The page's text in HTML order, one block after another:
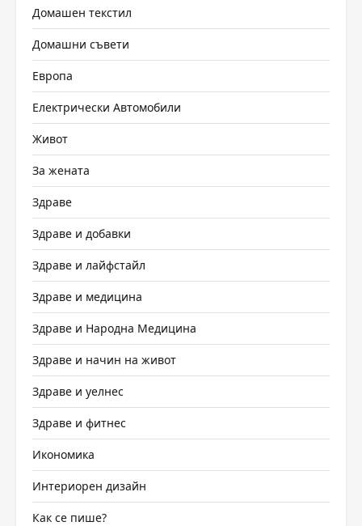
Домашен текстил
Домашни съвети
Европа
Електрически Автомобили
Живот
За жената
Здраве
Здраве и добавки
Здраве и лайфстайл
Здраве и медицина
Здраве и Народна Медицина
Здраве и начин на живот
Здраве и уелнес
Здраве и фитнес
Икономика
Интериорен дизайн
Как се пише?